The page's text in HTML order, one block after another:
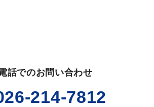
話でのお問い合わせ
214-7812